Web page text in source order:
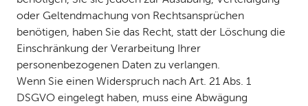
oder Geltendmachung von Rechtsansprüchen
benötigen, haben Sie das Recht, statt der Löschung die
Einschränkung der Verarbeitung Ihrer
personenbezogenen Daten zu verlangen.
Wenn Sie einen Widerspruch nach Art. 21 Abs. 1
DSGVO eingelegt haben, muss eine Abwägung